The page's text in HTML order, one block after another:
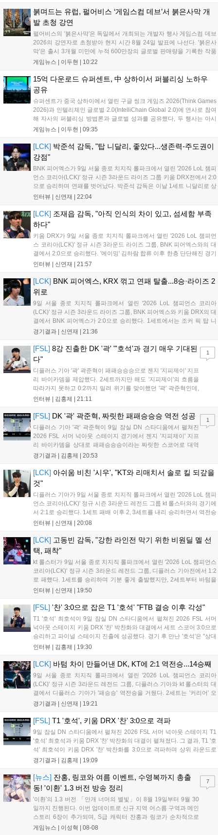
이...
붉며드는 유럽, 펄어비스 ‘게임스컴 데브’서 붉은사막 개
발 초청 강연
펄어비스의 '붉은사막'은 독일에서 개최되는 개발자 행사 게임스컴 데브
2026의 강연자로 초청받아 현지 시간 8월 24일 발표에 나선다. '붉은사
막'은 출시 3개월 미만에 누적 600만장의 글로벌 판매량을 기록한 작품
이다. 시장조사기관 서카나 집계에 따르면 2026년 미국 비디오게임 판
스...
게임뉴스 | 이두현 10:22
15억 다운로드 슈퍼센트, 中 상하이서 퍼블리싱 노하우
공유
슈퍼센트가 중국 상하이에서 열린 구글 씽크 게임즈 2026(Think Games
2026)과 인텔리체인 글로벌 2.0(IntelliChain Global 2.0)에 연사로 참여
해 자사의 퍼블리싱 방법론과 글로벌 성과를 공유했다, 두 행사는 아시
아 최대 규모 게임 박람회인 차이나조이 2026 개막에 맞춰 개최된 글로
게임뉴스 | 이두현 09:35
[LCK] 박준석 감독, "탑 니달리, 좋았다...생존력-주도권이
강점"
BNK 피어엑스가 9일 서울 종로 치지직 롤파크에서 열린 '2026 LoL 챔피
언스 코리아(LCK)' 정규 시즌 3라운드 라이즈 그룹 키움 DRX전에서 2:0
으로 승리하며 연패를 벗어났다. 박준석 감독은 이날 1세트 니달리로 상
대의 움직임을 강제한 점, 2세트 불리함을 한타로 역전하고 운영으로 잘
인터뷰 | 신연재 22:04
[LCK] 조재읍 감독, "아직 인식의 차이 있고, 섬세함 부족
하다"
키움 DRX가 9일 서울 종로 치지직 롤파크에서 열린 '2026 LoL 챔피언
스 코리아(LCK)' 정규 시즌 3라운드 라이즈 그룹, BNK 피어엑스와의 대
결에서 2:0으로 승리했다. '에이밍' 김하람 합류 이후 한층 단단해진 경기
력으로 2연승을 달리고 있었지만, BNK 피어엑스에게 불의의 일격을 당
인터뷰 | 신연재 21:57
[LCK] BNK 피어엑스, KRX 꺾고 연패 탈출...8승·라이즈 2
위로
9일 서울 종로 치지직 롤파크에서 열린 '2026 LoL 챔피언스 코리아
(LCK)' 정규 시즌 3라운드 라이즈 그룹, BNK 피어엑스와 키움 DRX의 대
결에서 BNK 피어엑스가 2:0으로 승리했다. 1세트에서는 조커 픽 탑 니
달리가 제대로 통했고, 2세트에선 판테온을 잡은 '랩터' 전어진의 활약과
경기결과 | 신연재 21:36
[FSL] 8강 진출한 DK '곽' "'호석'과 경기 매우 기대된
다"
디플러스 기아 '곽' 곽준혁이 패패승승승으로 젠지 '지피제이' 지프
리 바이카뎀을 제압했다. 2세트까지만 해도 '지피제이'의 흐름을
따라가지 못하고 0:2까지 밀려 위기를 맞이했던 '곽' 곽준혁인데,
3세트를 기점으로 분위기를 완전히 바꿨다. 3세트를 4:2로 승리
4:1이라는 큰 점수 차이로...
인터뷰 | 김홍제 21:11
1
[FSL] DK '곽' 곽준혁, 짜릿한 패패승승승 역전 성공
디플러스 기아 '곽' 곽준혁이 9일 잠실 DN 스타디움에서 펼쳐진
2026 FSL 서머 넉아웃 스테이지 경기에서 젠지 '지피제이' 지프
리 바이카뎀을 상대로 패패승승승이라는 짜릿한 스코어로 대역
전에 성공하며 파이널 스테이지로 향했다. 1세트, 전반전은 서로
로 깔끔한 마무리에 성공했고, '곽...
경기결과 | 김홍제 20:53
1
[LCK] 아쉬움 비친 '시우', "KT와 리매치서 솔로 킬 되갚을
것"
디플러스 기아가 9일 서울 종로 치지직 롤파크에서 열린 '2026 LoL 챔피
언스 코리아(LCK)' 정규 시즌 3라운드 레전드 그룹 kt 롤스터와의 경기에
서 2:1로 승리했다. 1세트 패배 이후 2, 3세트를 내리 승리하면서 역전승
을 거뒀다. 14승을 달성한 디플러스 기아는 4위 kt 롤스터를 1승 차이로
인터뷰 | 신연재 20:08
[LCK] 고동빈 감독, "강한 라인전 막기 위한 비원딜 멜 선
택, 패착"
kt 롤스터가 9일 서울 종로 치지직 롤파크에서 열린 '2026 LoL 챔피언스
코리아(LCK)' 정규 시즌 3라운드 레전드 그룹, 디플러스 기아전에서 1:2
로 패했다. 1세트를 승리하며 기분 좋게 출발했지만, 2세트부터 바텀을
중심으로 게임을 풀어간 디플러스 기아의 승리 플랜을 막아내지 못했다.
인터뷰 | 신연재 19:50
[FSL] '찬' 3:0으로 잡은 T1 '호석' "FTB 결승 이후 각성"
T1 '호석' 최호석이 9일 잠실 DN 스타디움에서 펼쳐진 2026 FSL 서머
넉아웃 스테이지 키움 DRX '찬' 박찬화와 대결에서 세트 스코어 3:0으로
승리하고 파이널 스테이지 진출에 성공했다. 경기 후 만난 '호석'은 "상대
가 강하지만, 내가 할 것만 잘하면 충분히 승산이 있을 것 같았다"고 말하
인터뷰 | 김홍제 19:30
[LCK] 바텀 차이 만들어낸 DK, KT에 2:1 역전승...14승째
9일 서울 종로 치지직 롤파크에서 열린 '2026 LoL 챔피언스 코리아
(LCK)' 정규 시즌 3라운드 레전드 그룹, 디플러스 기아와 kt 롤스터의 대
결에서 디플러스 기아가 '패승승' 역전승을 거뒀다. 2세트는 '커리어' 오
현석의 메이킹과 '쇼메이커' 허수의 캐리력이 빛났고, 3세트에서는 라인
경기결과 | 신연재 19:21
[FSL] T1 '호석', 키움 DRX '찬' 3:0으로 격파
9일 잠실 DN 스타디움에서 펼쳐진 2026 FSL 서머 넉아웃 스테이지 T1
'호석' 최호석과 키움 DRX '찬' 박찬화의 대결이 펼쳐졌다. 그 결과, T1 '호
석' 최호석이 키움 DRX '찬' 박찬화를 3:0으로 격파하며 상위 라운드로
진출했고, '찬'은 탈락하고 말았다. 경기 초반, 5분 만에 골 찬스를 잡은
경기결과 | 김홍제 19:09
[뉴스] 잔홍, 링코와 여름 이벤트, 수영복까지 총출
동! '이환' 1.3 버전 방송 정리
'이환'의 1.3 버전 「안개 너머의 별빛」이 8월 19일부터 9월 30
일까지 진행된다. 이번 업데이트로 신규 지역 어스름 구역과 메인
스토리 6장이 추가되며, S급 캐릭터 잔홍과 링코가 순차적으로
등장한다. 여름 시즌을 맞아 비치발리볼, 수상 오토바이 등 다채
게임뉴스 | 이성혁 08-08
7